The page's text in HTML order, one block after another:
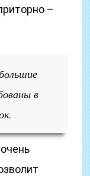
–
в